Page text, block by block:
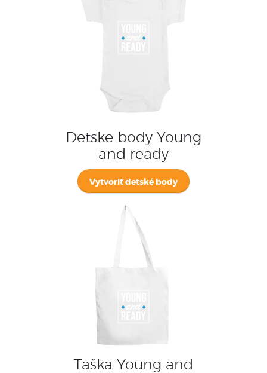
Detske body Young
and ready
Vytvoriť detské body
Taška Young and